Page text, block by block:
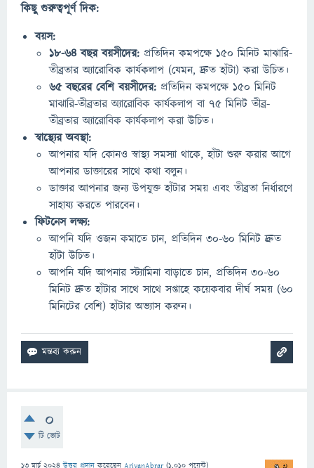
কিছু গুরুত্বপূর্ণ দিক:
বয়স:
১৮-৬৪ বছর বয়সীদের: প্রতিদিন কমপক্ষে ১৫০ মিনিট মাঝারি-
তীব্রতার অ্যারোবিক কার্যকলাপ (যেমন, দ্রুত হাঁটা) করা উচিত।
৬৫ বছরের বেশি বয়সীদের: প্রতিদিন কমপক্ষে ১৫০ মিনিট
মাঝারি-তীব্রতার অ্যারোবিক কার্যকলাপ বা ৭৫ মিনিট তীব্র-
তীব্রতার অ্যারোবিক কার্যকলাপ করা উচিত।
স্বাস্থ্যের অবস্থা:
আপনার যদি কোনও স্বাস্থ্য সমস্যা থাকে, হাঁটা শুরু করার আগে
আপনার ডাক্তারের সাথে কথা বলুন।
ডাক্তার আপনার জন্য উপযুক্ত হাঁটার সময় এবং তীব্রতা নির্ধারণে
সাহায্য করতে পারবেন।
ফিটনেস লক্ষ্য:
আপনি যদি ওজন কমাতে চান, প্রতিদিন ৩০-৬০ মিনিট দ্রুত
হাঁটা উচিত।
আপনি যদি আপনার স্ট্যামিনা বাড়াতে চান, প্রতিদিন ৩০-৬০
মিনিট দ্রুত হাঁটার সাথে সাথে সপ্তাহে কয়েকবার দীর্ঘ সময় (60
মিনিটের বেশি) হাঁটার অভ্যাস করুন।
0
টি ভোট
13 মার্চ 2024 উত্তর প্রদান করেছেন AriyanAbrar (1,010 পয়েন্ট)